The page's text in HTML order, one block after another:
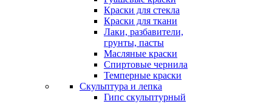
Краски для стекла
Краски для ткани
Лаки, разбавители,
грунты, пасты
Масляные краски
Спиртовые чернила
Темперные краски
Скульптура и лепка
Гипс скульптурный